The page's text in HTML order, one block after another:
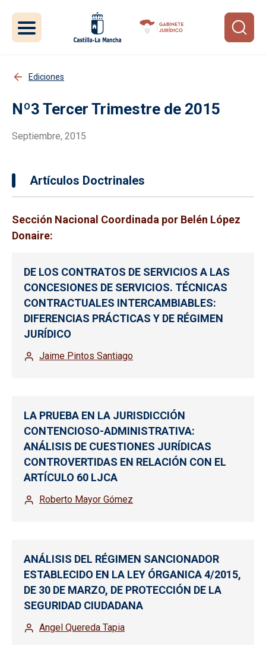
Ediciones
Nº3 Tercer Trimestre de 2015
Septiembre, 2015
Artículos Doctrinales
Sección Nacional Coordinada por Belén López
Donaire:
DE LOS CONTRATOS DE SERVICIOS A LAS
CONCESIONES DE SERVICIOS. TÉCNICAS
CONTRACTUALES INTERCAMBIABLES:
DIFERENCIAS PRÁCTICAS Y DE RÉGIMEN
JURÍDICO
Jaime Pintos Santiago
LA PRUEBA EN LA JURISDICCIÓN
CONTENCIOSO-ADMINISTRATIVA:
ANÁLISIS DE CUESTIONES JURÍDICAS
CONTROVERTIDAS EN RELACIÓN CON EL
ARTÍCULO 60 LJCA
Roberto Mayor Gómez
ANÁLISIS DEL RÉGIMEN SANCIONADOR
ESTABLECIDO EN LA LEY ÓRGANICA 4/2015,
DE 30 DE MARZO, DE PROTECCIÓN DE LA
SEGURIDAD CIUDADANA
Angel Quereda Tapia